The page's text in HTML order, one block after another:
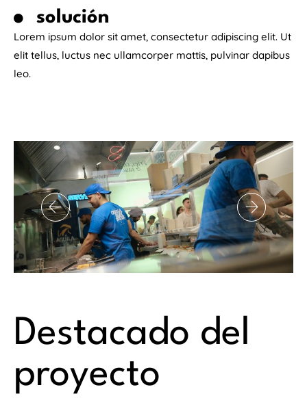
solución
Lorem ipsum dolor sit amet, consectetur adipiscing elit. Ut
elit tellus, luctus nec ullamcorper mattis, pulvinar dapibus
leo.
Destacado del
proyecto